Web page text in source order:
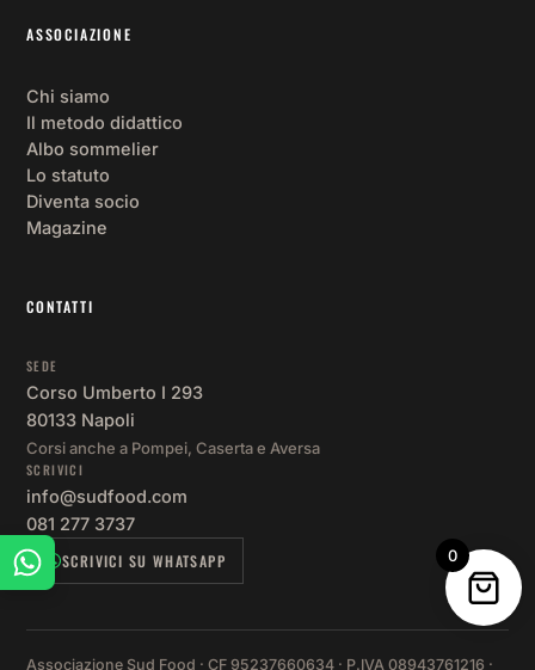
ASSOCIAZIONE
Chi siamo
Il metodo didattico
Albo sommelier
Lo statuto
Diventa socio
Magazine
CONTATTI
SEDE
Corso Umberto I 293
80133 Napoli
Corsi anche a Pompei, Caserta e Aversa
SCRIVICI
info@sudfood.com
081 277 3737
SCRIVICI SU WHATSAPP
Associazione Sud Food · CF 95237660634 · P.IVA 08943761216 ·
0